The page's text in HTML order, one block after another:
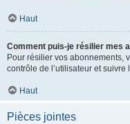
Haut
Comment puis-je résilier mes
Pour résilier vos abonnements,
contrôle de l’utilisateur et
Haut
Pièces jointes